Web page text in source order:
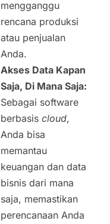
mengganggu
rencana produksi
atau penjualan
Anda.
Akses Data Kapan
Saja, Di Mana Saja:
Sebagai software
berbasis cloud,
Anda bisa
memantau
keuangan dan data
bisnis dari mana
saja, memastikan
perencanaan Anda